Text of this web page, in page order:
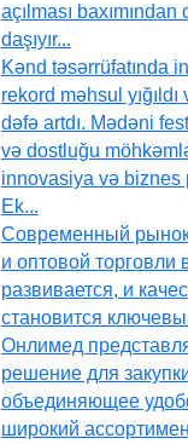
açılması
daşıyır...
Kənd təsərrüfatında
rekord məhsul
dəfə artdı. Mədəni
və dostluğu
innovasiya və biznes
Ek...
Современный
и оптовой торговли
развивается, и
становится
Онлимед
решение для
объединяющее
широкий